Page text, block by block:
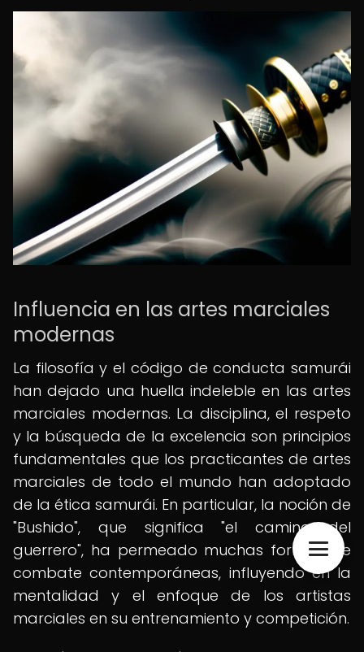
Influencia en las artes marciales
modernas
La filosofía y el código de conducta samurái
han dejado una huella indeleble en las artes
marciales modernas. La disciplina, el respeto
y la búsqueda de la excelencia son principios
fundamentales que los practicantes de artes
marciales de todo el mundo han adoptado
de la ética samurái. En particular, la noción de
"Bushido", que significa "el camino del
guerrero", ha permeado muchas formas de
combate contemporáneas, influyendo en la
mentalidad y el enfoque de los artistas
marciales en su entrenamiento y competición.